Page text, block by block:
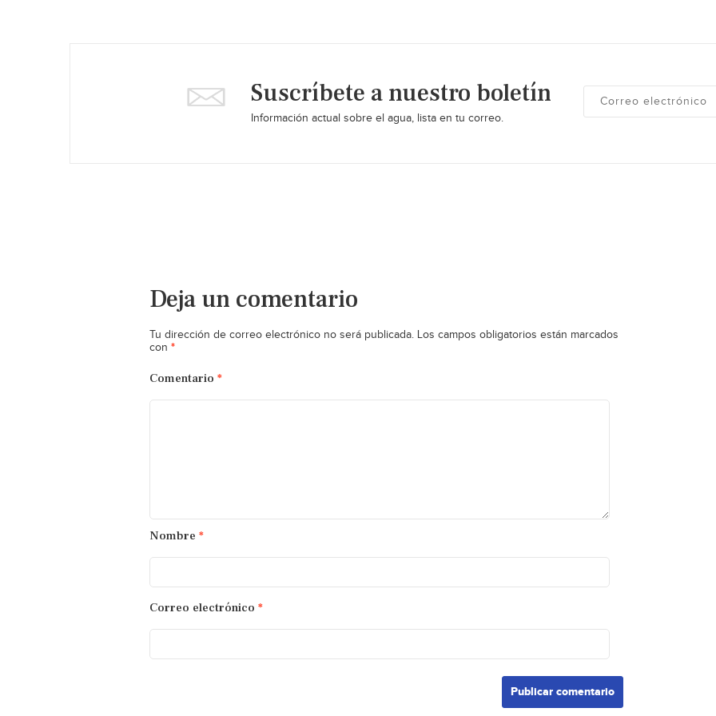
Suscríbete a nuestro boletín
Información actual sobre el agua, lista en tu correo.
Deja un comentario
Tu dirección de correo electrónico no será publicada. Los campos obligatorios están marcados
con *
Comentario *
Nombre *
Correo electrónico *